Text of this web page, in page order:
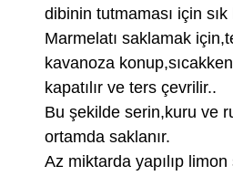
dibinin tutmaması için sık
Marmelatı saklamak
kavanoza konup,sıcakken
kapatılır ve ters çevrilir..
Bu şekilde serin,kuru ve
ortamda saklanır.
Az miktarda yapılıp limon